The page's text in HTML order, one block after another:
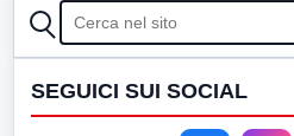
CERCA
SEGUICI SUI SOCIAL